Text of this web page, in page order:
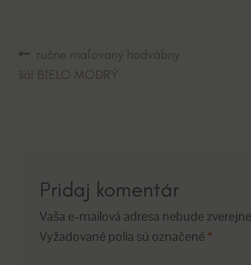
Navigácia
Predchádzajúci
článok:
ručne maľovaný hodvábny
šál BIELO MODRÝ
Pridaj komentár
Vaša e-mailová adresa nebude
Vyžadované polia sú označené *